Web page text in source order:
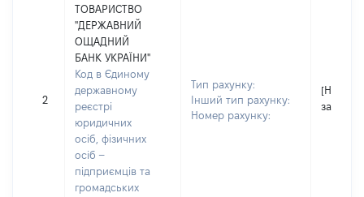
2
ТОВАРИСТВО
"ДЕРЖАВНИЙ
ОЩАДНИЙ
БАНК УКРАЇНИ"
Код в Єдиному
державному
реєстрі
юридичних
осіб, фізичних
осіб –
підприємців та
громадських
Тип рахунку:
Інший тип рахунку:
Номер рахунку:
[Не